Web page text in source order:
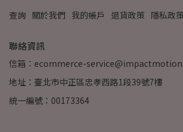
查詢 關於我們 我的帳戶 退貨政策 隱私政
聯絡資訊
信箱：ecommerce-
地址：臺北市中正區忠孝西路1段39號7樓
統一編號：00173364